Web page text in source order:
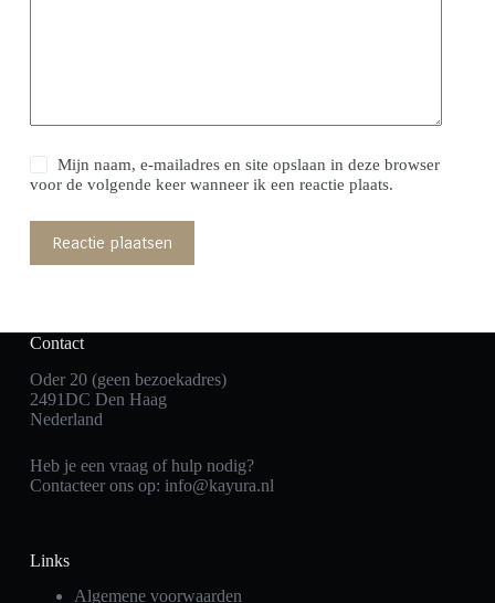
Mijn naam, e-mailadres en site opslaan in deze browser
voor de volgende keer wanneer ik een reactie plaats.
Reactie plaatsen
Contact
Oder 20 (geen bezoekadres)
2491DC Den Haag
Nederland
Heb je een vraag of hulp nodig?
Contacteer ons op: info@kayura.nl
Links
Algemene voorwaarden